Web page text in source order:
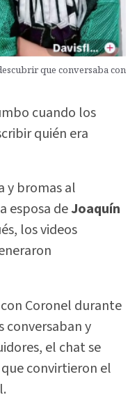
que conversaba con
cuando los
quién era
y bromas al
esposa deJoaquín
los videos
Coronel durante
conversaban y
el chat se
convirtieron el